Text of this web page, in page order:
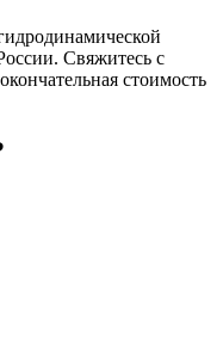
Свяжитесь с
стоимость